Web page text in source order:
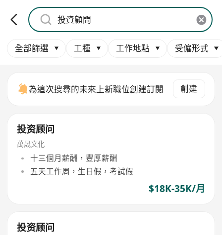
全部篩選 工種 工作地點 受僱形式
為這次搜尋的未來上新職位創建訂閱 創建
投资顾问
萬晟文化
十三個月薪酬，豐厚薪酬
五天工作周，生日假，考試假
$18K-35K/月
投资顾问